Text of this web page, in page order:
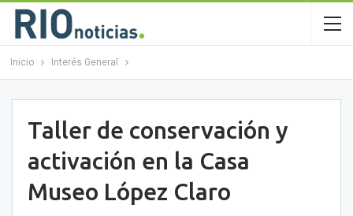
Inicio Interés General
Taller de conservación y
activación en la Casa
Museo López Claro